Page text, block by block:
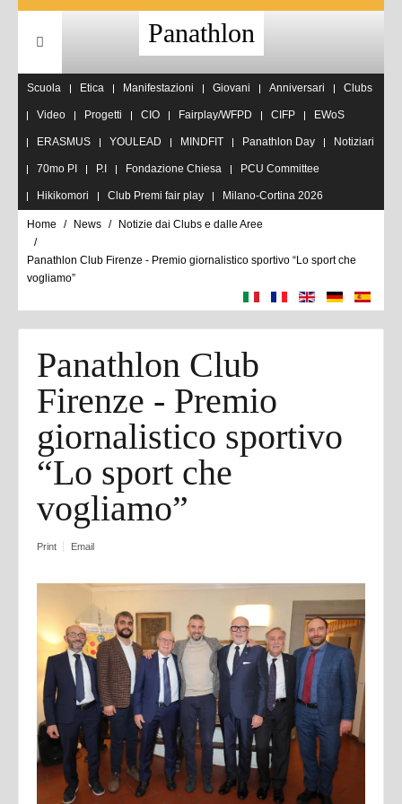
Panathlon
Scuola Etica Manifestazioni Giovani Anniversari Clubs
Video Progetti CIO Fairplay/WFPD CIFP EWoS
ERASMUS YOULEAD MINDFIT Panathlon Day Notiziari
70mo PI P.I Fondazione Chiesa PCU Committee
Hikikomori Club Premi fair play Milano-Cortina 2026
Home News Notizie dai Clubs e dalle Aree
Panathlon Club Firenze - Premio giornalistico sportivo “Lo sport che
vogliamo”
Panathlon Club
Firenze - Premio
giornalistico sportivo
“Lo sport che
vogliamo”
Print Email